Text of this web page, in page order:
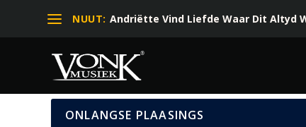
NUUT: Andriëtte Vind Liefde Waar Dit Altyd
ONLANGSE PLAASINGS